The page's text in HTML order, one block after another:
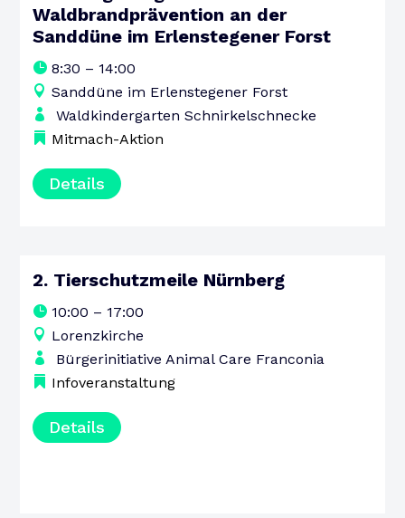
15
AUGUST
Waldbrandprävention an der
Sanddüne im Erlenstegener Forst
8:30 – 14:00
Sanddüne im Erlenstegener Forst
Waldkindergarten Schnirkelschnecke
Mitmach-Aktion
Details
15
SAMSTAG
2. Tierschutzmeile Nürnberg
10:00 – 17:00
Lorenzkirche
Bürgerinitiative Animal Care Franconia
Infoveranstaltung
Details